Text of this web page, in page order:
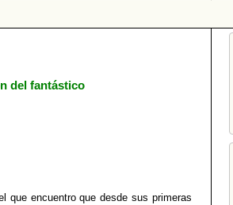
del fantástico
que encuentro que desde sus primeras